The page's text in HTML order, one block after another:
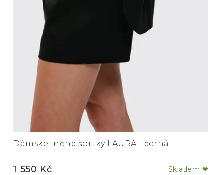
Dámské lněné šortky LAURA - černá
Skladem ❤
1 550 Kč